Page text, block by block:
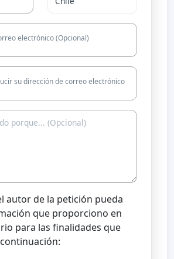
electrónico (Opcional)
su dirección de correo electrónico
autor de la petición pueda
que proporciono en
para las finalidades que